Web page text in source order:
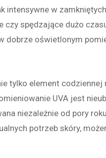
intensywne w
czy spędzające dużo
dobrze oświetlonym
tylko element codziennej
UVA jest
niezależnie od pory
potrzeb skóry,